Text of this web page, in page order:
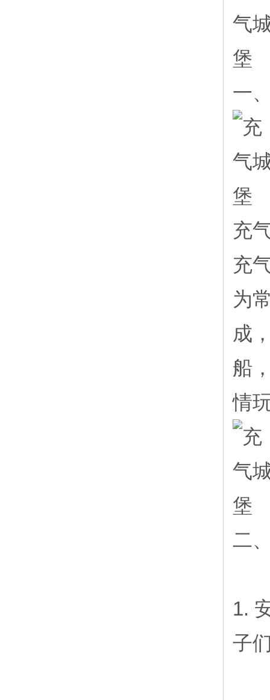
一
充
充
为
成
船
情
二
1.
子